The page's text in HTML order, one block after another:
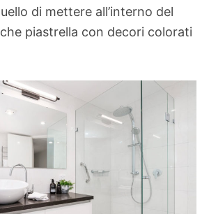
di mettere all’interno del
piastrella con decori colorati